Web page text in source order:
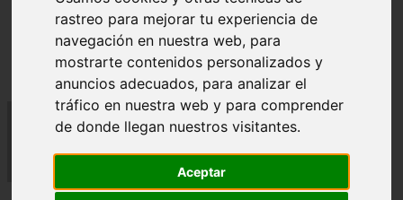
rastreo para mejorar tu experiencia de
navegación en nuestra web, para
mostrarte contenidos personalizados y
anuncios adecuados, para analizar el
tráfico en nuestra web y para comprender
de donde llegan nuestros visitantes.
Aceptar
En África harán lo que parecía imposible: Utilizarán
moléculas de agua para cocinar sus alimentos